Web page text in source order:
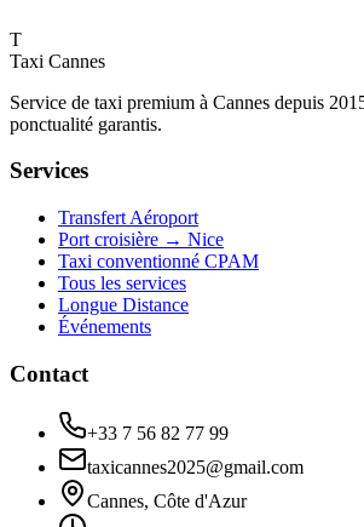
T
Taxi Cannes
Service de taxi premium à Cannes depuis
ponctualité garantis.
Services
Transfert Aéroport
Port croisière → Nice
Taxi conventionné CPAM
Tous les services
Longue Distance
Événements
Contact
+33 7 56 82 77 99
taxicannes2025@gmail.com
Cannes, Côte d'Azur